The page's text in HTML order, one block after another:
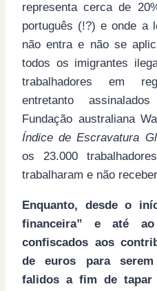
representa cerca de
português (!?) e onde a
não entra e não se
todos os imigrantes
trabalhadores em
entretanto
Fundação australiana
Índice de Escravatura
os 23.000
trabalharam e não
Enquanto, desde o
financeira” e até
confiscados aos
de euros para
falidos a fim de